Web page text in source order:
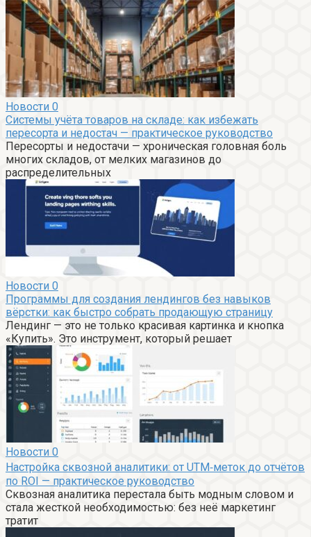
Новости 0
Системы учёта товаров на складе: как избежать
пересорта и недостач — практическое руководство
Пересорты и недостачи — хроническая головная боль
многих складов, от мелких магазинов до
распределительных
Новости 0
Программы для создания лендингов без навыков
вёрстки: как быстро собрать продающую страницу
Лендинг — это не только красивая картинка и кнопка
«Купить». Это инструмент, который решает
Новости 0
Настройка сквозной аналитики: от UTM‑меток до отчётов
по ROI — практическое руководство
Сквозная аналитика перестала быть модным словом и
стала жесткой необходимостью: без неё маркетинг
тратит